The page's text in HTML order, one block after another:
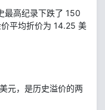
最高纪录下跌了 150
平均折价为 14.25 美
元，是历史溢价的两